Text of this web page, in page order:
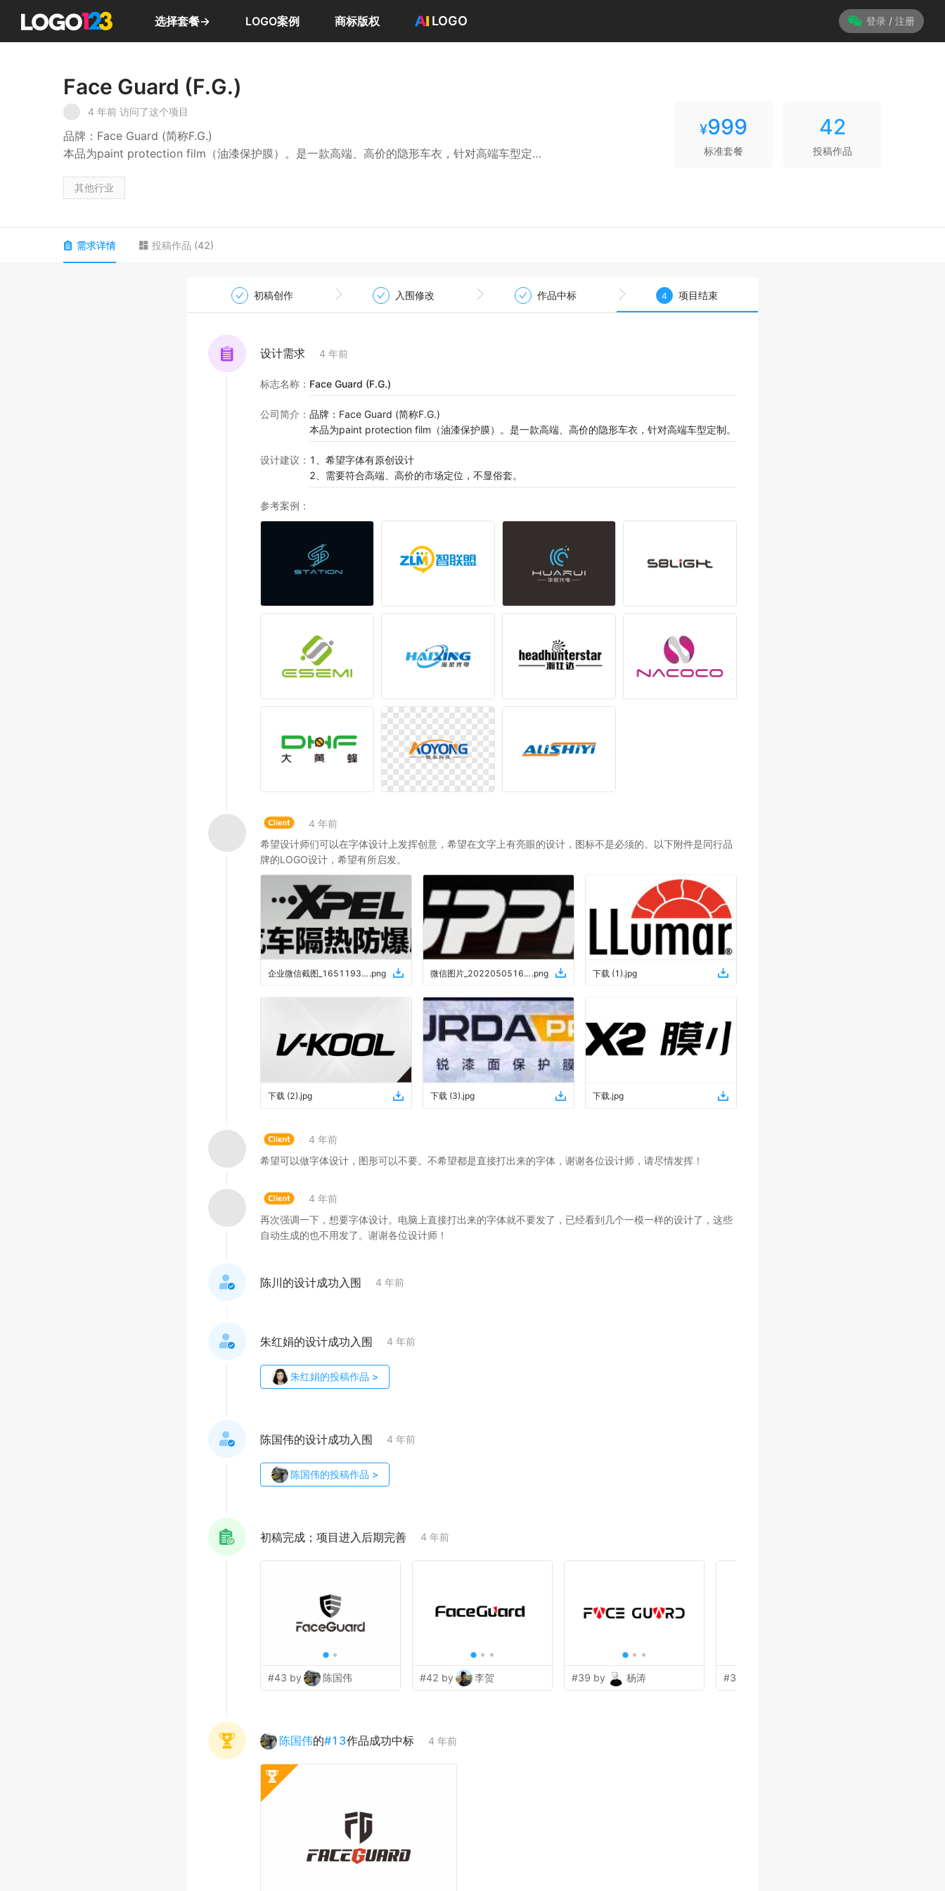
选择套餐→ LOGO案例 商标版权 LOGO 登录 / 注册
Face Guard (F.G.)
4 年前 访问了这个项目
品牌：Face Guard (简称F.G.)
本品为paint protection film（油漆保护膜）。是一款高端、高价的隐形车衣，针对高端车型定
其他行业
¥999
标准套餐
42
投稿作品
需求详情 投稿作品 (42)
初稿创作 入围修改 作品中标 4 项目结束
设计需求 4 年前
标志名称 ： Face Guard (F.G.)
公司简介 ： 品牌：Face Guard (简称F.G.)
本品为paint protection film（油漆保护膜）。是一款高端、高价的隐形车衣，针对高端车型定制。
设计建议 ： 1、希望字体有原创设计
2、需要符合高端、高价的市场定位，不显俗套。
参考案例 ：
4 年前
希望设计师们可以在字体设计上发挥创意，希望在文字上有亮眼的设计，图标不是必须的。以下附件是同行品
牌的LOGO设计，希望有所启发。
企业微信截图_1651193004485 .png 微信图片_20220505161816 .png 下载 (1).jpg
下载 (2).jpg 下载 (3).jpg 下载.jpg
4 年前
希望可以做字体设计，图形可以不要。不希望都是直接打出来的字体，谢谢各位设计师，请尽情发挥！
4 年前
再次强调一下，想要字体设计。电脑上直接打出来的字体就不要发了，已经看到几个一模一样的设计了，这些
自动生成的也不用发了。谢谢各位设计师！
陈川的设计成功入围 4 年前
朱红娟的设计成功入围 4 年前
朱红娟的投稿作品 >
陈国伟的设计成功入围 4 年前
陈国伟的投稿作品 >
初稿完成；项目进入后期完善 4 年前
#43 by 陈国伟 #42 by 李贺 #39 by 杨涛 #38 by
陈国伟的#13作品成功中标 4 年前